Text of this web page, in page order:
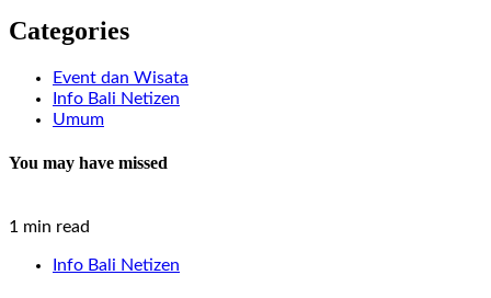
Categories
Event dan Wisata
Info Bali Netizen
Umum
You may have missed
1 min read
Info Bali Netizen